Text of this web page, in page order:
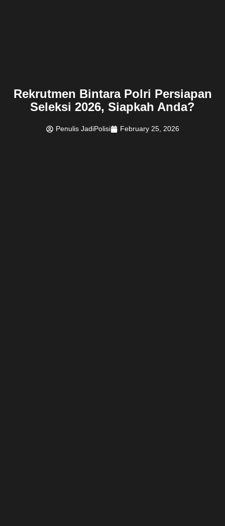
Rekrutmen Bintara Polri Persiapan
Seleksi 2026, Siapkah Anda?
Penulis JadiPolisi February 25, 2026